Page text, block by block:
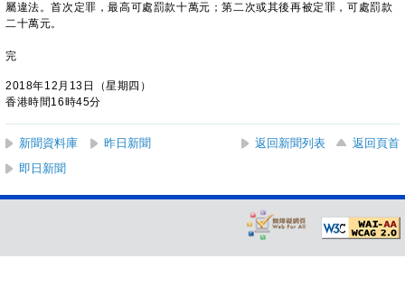
屬違法。首次定罪，最高可處罰款十萬元；第二次或其後再被定罪，可處罰款
二十萬元。
完
2018年12月13日（星期四）
香港時間16時45分
新聞資料庫 昨日新聞 返回新聞列表
返回頁首
即日新聞